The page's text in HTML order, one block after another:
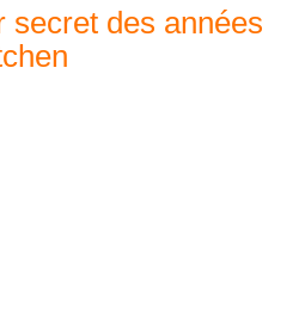
secret des années